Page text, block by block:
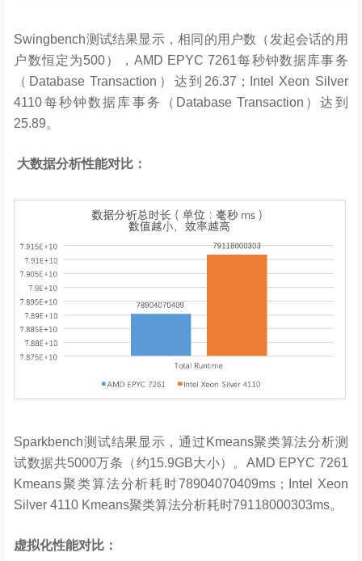
Swingbench测试结果显示，相同的用户数（发起会话的用
户数恒定为500），AMD EPYC 7261每秒钟数据库事务
（Database Transaction）达到26.37；Intel Xeon Silver
4110每秒钟数据库事务（Database Transaction）达到
25.89。
大数据分析性能对比：
Sparkbench测试结果显示，通过Kmeans聚类算法分析测
试数据共5000万条（约15.9GB大小）。AMD EPYC 7261
Kmeans聚类算法分析耗时78904070409ms；Intel Xeon
Silver 4110 Kmeans聚类算法分析耗时79118000303ms。
虚拟化性能对比：